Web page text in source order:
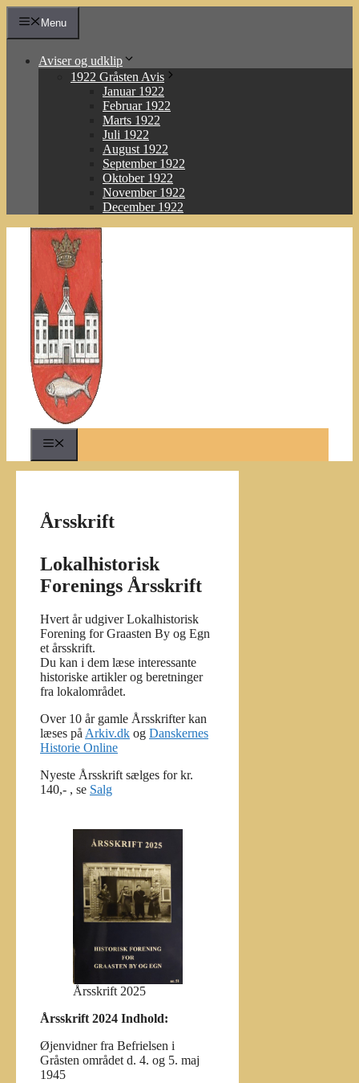
Hop
indhold
Menu
Aviser og udklip
1922 Gråsten Avis
Januar 1922
Februar 1922
Marts 1922
Juli 1922
August 1922
September 1922
Oktober 1922
November 1922
December 1922
Årsskrift
Lokalhistorisk
Forenings Årsskrift
Hvert år udgiver Lokalhistorisk
Forening for Graasten By og Egn
et årsskrift.
Du kan i dem læse interessante
historiske artikler og beretninger
fra lokalområdet.
Over 10 år gamle Årsskrifter kan
læses påArkiv.dk og Danskernes
Historie Online
Nyeste Årsskrift sælges for kr.
140,- , se Salg
Årsskrift 2025
Årsskrift 2024 Indhold:
Øjenvidner fra Befrielsen i
Gråsten området d. 4. og 5. maj
1945